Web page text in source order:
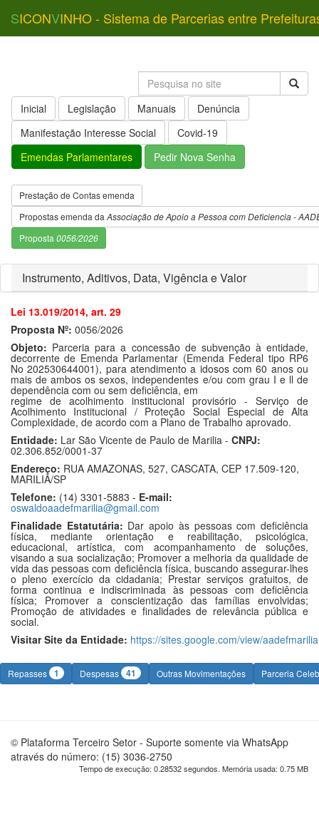
SICONVINHO - Sistema de Parcerias entre
Inicial Legislação Manuais
Denúncia
Manifestação Interesse Social
Covid-19
Emendas Parlamentares
Pedir Nova Senha
Prestação de Contas emenda
Propostas emenda da Associação de Apoio a Pessoa com Deficiencia -
Proposta 0056/2026
Instrumento, Aditivos, Data, Vigência e Valor
Lei 13.019/2014, art. 29
Proposta Nº: 0056/2026
Objeto: Parceria para a concessão de subvenção à entidade,
decorrente de Emenda Parlamentar (Emenda Federal tipo RP6
No 202530644001), para atendimento a idosos com 60 anos ou
mais de ambos os sexos, independentes e/ou com grau I e ll de
dependência com ou sem deficiência, em
regime de acolhimento institucional provisório - Serviço de
Acolhimento Institucional / Proteção Social Especial de Alta
Complexidade, de acordo com a Plano de Trabalho aprovado.
Entidade: Lar São Vicente de Paulo de Marilia - CNPJ:
02.306.852/0001-37
Endereço: RUA AMAZONAS, 527, CASCATA, CEP 17.509-120,
MARILIA/SP
Telefone: (14) 3301-5883 - E-mail:
oswaldoaadefmarilia@gmail.com
Finalidade Estatutária: Dar apoio às pessoas com deficiência
física, mediante orientação e reabilitação, psicológica,
educacional, artística, com acompanhamento de soluções,
visando a sua socialização; Promover a melhoria da qualidade de
vida das pessoas com deficiência física, buscando assegurar-lhes
o pleno exercício da cidadania; Prestar serviços gratuitos, de
forma continua e indiscriminada às pessoas com deficiência
física; Promover a conscientização das famílias envolvidas;
Promoção de atividades e finalidades de relevância pública e
social.
Visitar Site da Entidade: https://sites.google.com/view/aadefmarilia
Repasses 1 Despesas 41 Outras Movimentações Parceria
© Plataforma Terceiro Setor - Suporte somente via WhatsApp
através do número: (15) 3036-2750
Tempo de execução: 0.28532 segundos. Memória usada: 0.75 MB